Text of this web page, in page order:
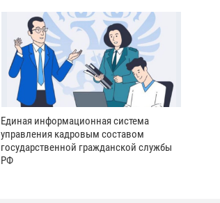
Единая информационная система
управления кадровым составом
государственной гражданской службы
РФ